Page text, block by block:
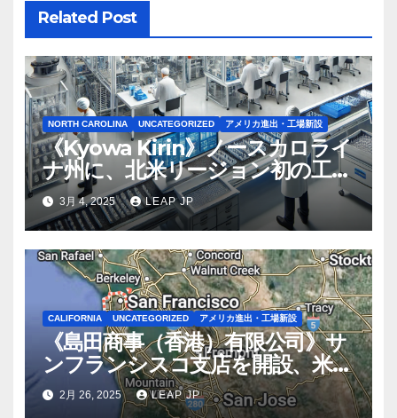
ン
Related Post
NORTH CAROLINA UNCATEGORIZED アメリカ進出・工場新設
《Kyowa Kirin》ノースカロライ
ナ州に、北米リージョン初の工場
建設を決定
3月 4, 2025 LEAP JP
CALIFORNIA UNCATEGORIZED アメリカ進出・工場新設
《島田商事（香港）有限公司》サ
ンフランシスコ支店を開設、米国
2拠点で営業体制を強化へ
2月 26, 2025 LEAP JP